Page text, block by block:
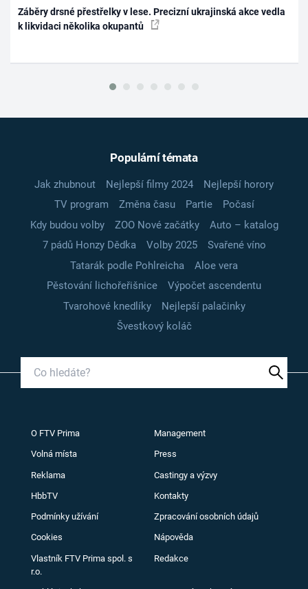
Záběry drsné přestřelky v lese. Precizní ukrajinská akce vedla
k likvidaci několika okupantů
Populární témata
Jak zhubnout Nejlepší filmy 2024
Nejlepší horory
TV program
Změna času Partie
Počasí
Kdy budou volby
ZOO Nové začátky
Auto – katalog
7 pádů Honzy Dědka
Volby 2025
Svařené víno
Tatarák podle Pohlreicha
Aloe vera
Pěstování lichořeřišnice
Výpočet ascendentu
Tvarohové knedlíky
Nejlepší palačinky
Švestkový koláč
O FTV Prima Management
Volná místa Press
Reklama Castingy a výzvy
HbbTV Kontakty
Podmínky užívání Zpracování osobních údajů
Cookies Nápověda
Vlastník FTV Prima spol. s
r.o.
Redakce